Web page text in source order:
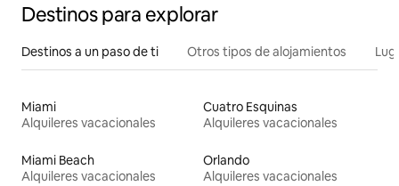
Destinos para explorar
Destinos a un paso de ti Otros tipos de alojamientos
Miami
Alquileres vacacionales
Cuatro Esquinas
Alquileres vacacionales
Miami Beach
Alquileres vacacionales
Orlando
Alquileres vacacionales